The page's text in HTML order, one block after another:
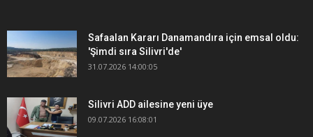
Safaalan Kararı Danamandıra için emsal oldu:
'Şimdi sıra Silivri'de'
31.07.2026 14:00:05
Silivri ADD ailesine yeni üye
09.07.2026 16:08:01